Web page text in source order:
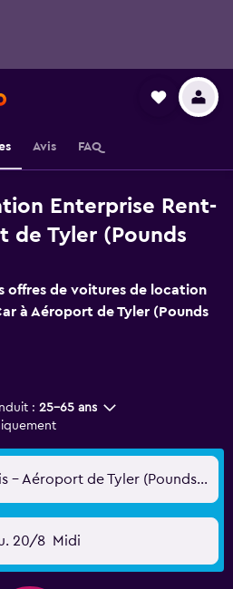
Avis FAQ
Enterprise Rent-
de Tyler (Pounds
offres de voitures de location
à Aéroport de Tyler (Pounds
: 25-65 ans
Tyler, TX, États-Unis - Aéroport de Tyler (Pounds Field) (TYR)
20/8 Midi